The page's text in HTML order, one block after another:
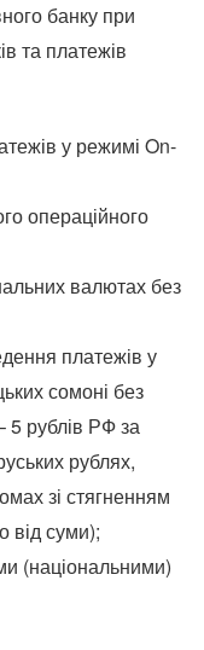
банку при
та платежів
у режимі On-
операційного
валютах без
платежів у
сомоні без
5 рублів РФ за
рублях,
зі стягненням
від суми);
(національними)